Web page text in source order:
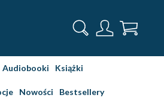
Audiobooki Książki
Nowości Bestsellery